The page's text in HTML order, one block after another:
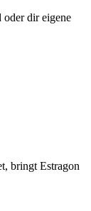
oder dir eigene
bringt Estragon